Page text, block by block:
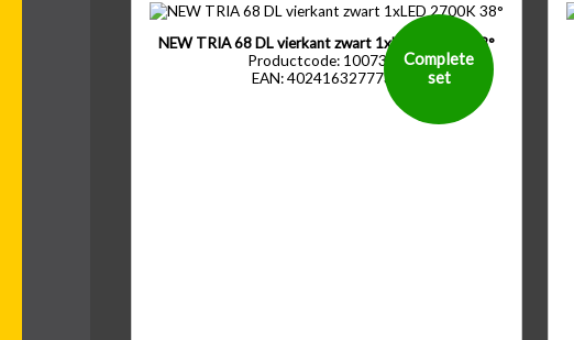
NEW TRIA 68 DL vierkant zwart 1xLED 2700K 38°
Productcode: 1007394
EAN: 4024163277730
Complete
set